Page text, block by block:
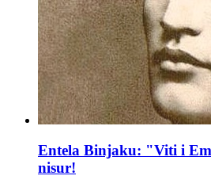
Entela Binjaku: "Viti i
nisur!